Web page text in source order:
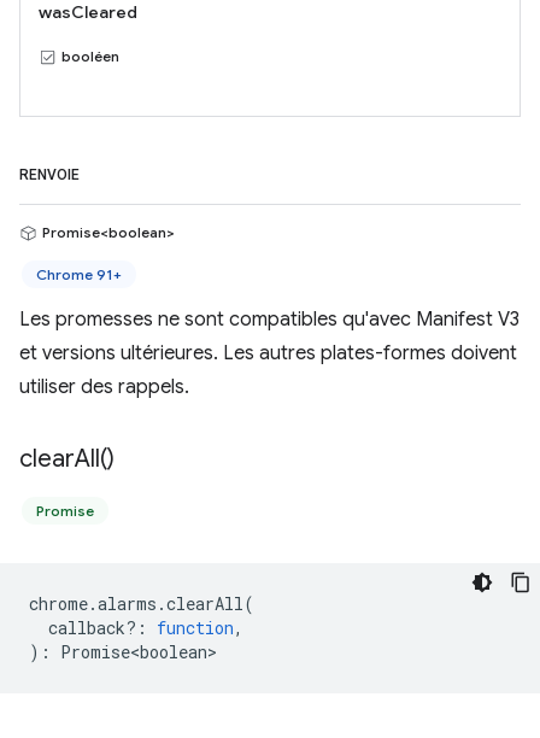
wasCleared
booléen
RENVOIE
Promise<boolean>
Chrome 91+
Les promesses ne sont compatibles qu'avec Manifest V3
et versions ultérieures. Les autres plates-formes doivent
utiliser des rappels.
clearAll()
Promise
chrome.alarms .clearAll(
callback? : function,
) : Promise<boolean>